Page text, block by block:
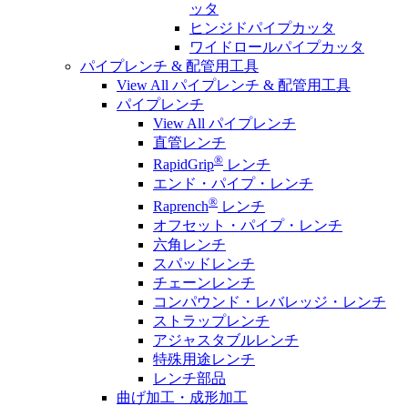
ッタ
ヒンジドパイプカッタ
ワイドロールパイプカッタ
パイプレンチ & 配管用工具
View All パイプレンチ & 配管用工具
パイプレンチ
View All パイプレンチ
直管レンチ
RapidGrip® レンチ
エンド・パイプ・レンチ
Raprench® レンチ
オフセット・パイプ・レンチ
六角レンチ
スパッドレンチ
チェーンレンチ
コンパウンド・レバレッジ・レンチ
ストラップレンチ
アジャスタブルレンチ
特殊用途レンチ
レンチ部品
曲げ加工・成形加工